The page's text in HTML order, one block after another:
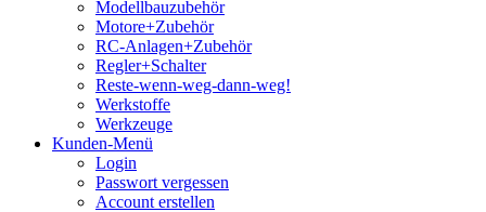
Modellbauzubehör
Motore+Zubehör
RC-Anlagen+Zubehör
Regler+Schalter
Reste-wenn-weg-dann-weg!
Werkstoffe
Werkzeuge
Kunden-Menü
Login
Passwort vergessen
Account erstellen